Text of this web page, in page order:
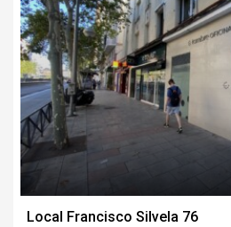
Local Francisco Silvela 76